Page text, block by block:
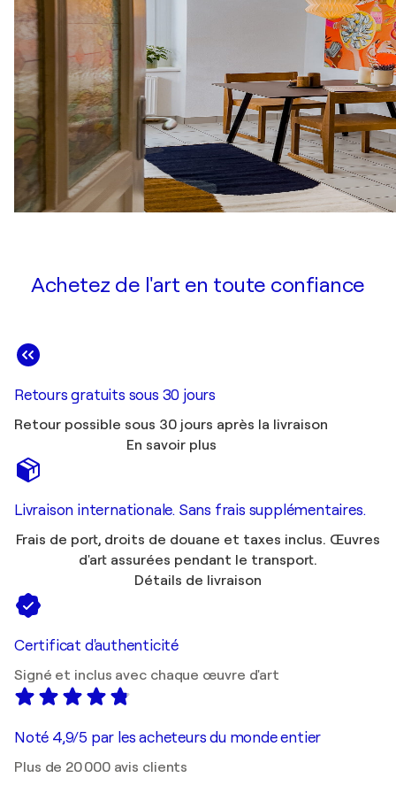
Achetez de l'art en toute confiance
Retours gratuits sous 30 jours
Retour possible sous 30 jours après la livraison
En savoir plus
Livraison internationale. Sans frais supplémentaires.
Frais de port, droits de douane et taxes inclus. Œuvres
d'art assurées pendant le transport.
Détails de livraison
Certificat d'authenticité
Signé et inclus avec chaque œuvre d'art
Noté 4,9/5 par les acheteurs du monde entier
Plus de 20 000 avis clients